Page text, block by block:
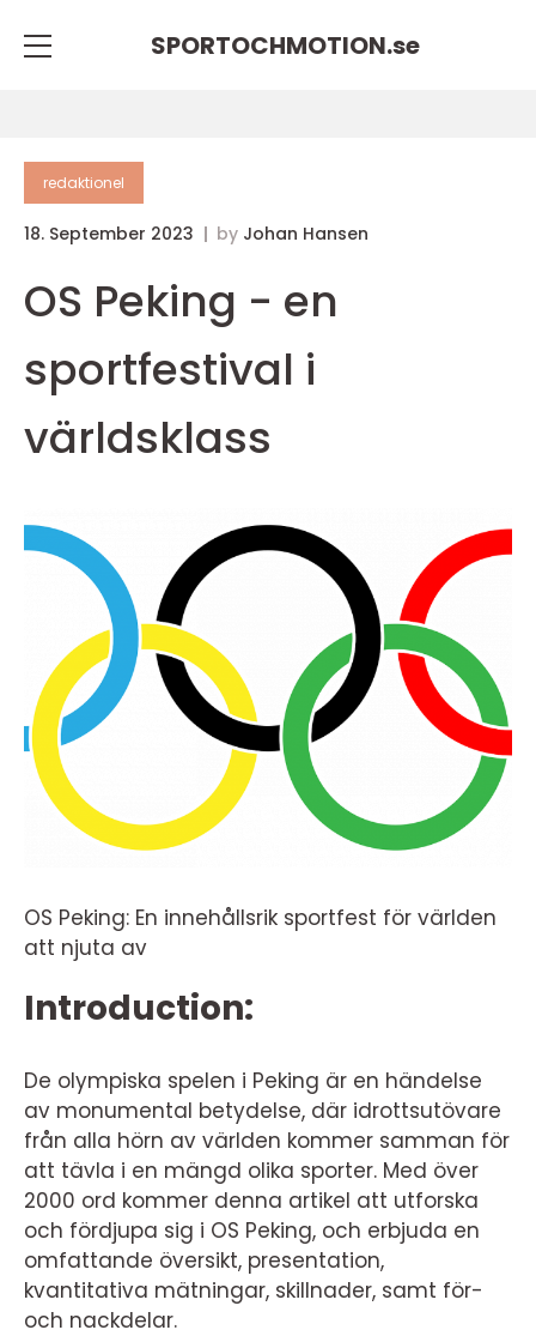
SPORTOCHMOTION.se
redaktionel
18. September 2023 by Johan Hansen
OS Peking - en
sportfestival i
världsklass
OS Peking: En innehållsrik sportfest för världen
att njuta av
Introduction:
De olympiska spelen i Peking är en händelse
av monumental betydelse, där idrottsutövare
från alla hörn av världen kommer samman för
att tävla i en mängd olika sporter. Med över
2000 ord kommer denna artikel att utforska
och fördjupa sig i OS Peking, och erbjuda en
omfattande översikt, presentation,
kvantitativa mätningar, skillnader, samt för-
och nackdelar.